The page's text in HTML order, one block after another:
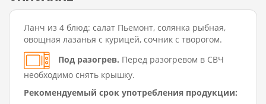
Ланч из 4 блюд: салат Пьемонт, солянка рыбная,
овощная лазанья с курицей, сочник с творогом.
Под разогрев. Перед разогревом в СВЧ
необходимо снять крышку.
Рекомендуемый срок употребления продукции: